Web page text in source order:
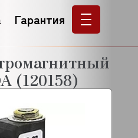
Гарантия
(120158)